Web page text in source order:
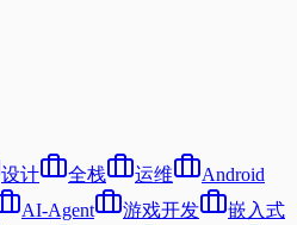
设计 全栈 运维
Android
AI-Agent 游戏开发
嵌入式